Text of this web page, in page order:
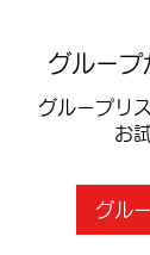
グループ
グループリ
お
グル